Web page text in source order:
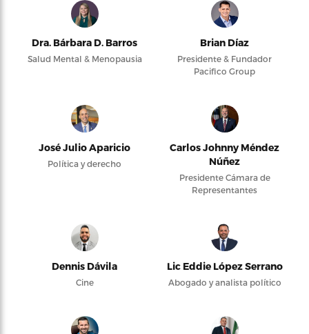
Dra. Bárbara D. Barros
Salud Mental & Menopausia
Brian Díaz
Presidente & Fundador
Pacifico Group
José Julio Aparicio
Política y derecho
Carlos Johnny Méndez
Núñez
Presidente Cámara de
Representantes
Dennis Dávila
Cine
Lic Eddie López Serrano
Abogado y analista político